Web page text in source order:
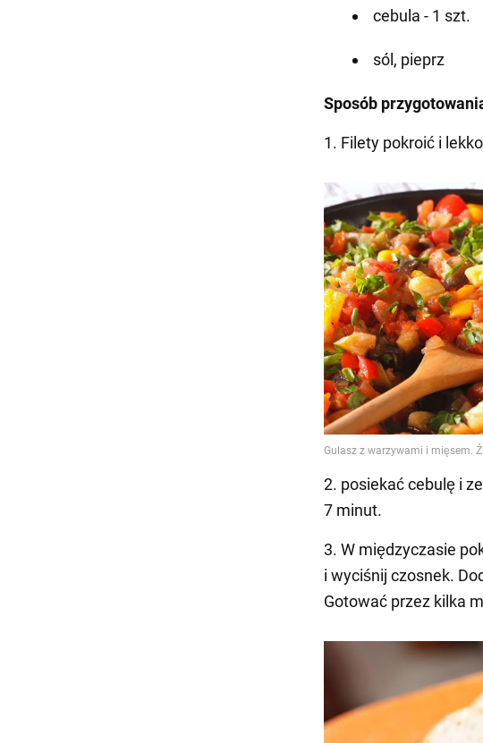
cebula - 1 szt.
sól, pieprz
Sposób
1. Filety pokroić i
2. posiekać cebulę i
7 minut.
3. W międzyczasie
i wyciśnij czosnek.
Gotować przez kilka